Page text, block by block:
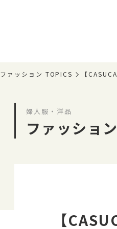
ファッション TOPICS 【
婦人服・洋品
ファッショ
【